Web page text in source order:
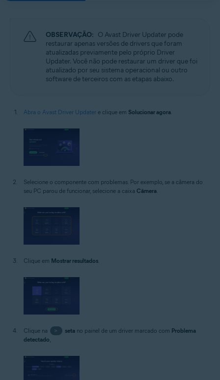
OBSERVAÇÃO: O Avast Driver Updater pode
restaurar apenas versões de drivers que foram
atualizadas previamente pelo próprio Driver
Updater. Você não pode restaurar um driver que foi
atualizado por seu sistema operacional ou outro
software de terceiros com as etapas abaixo.
Abra o Avast Driver Updater e clique em Solucionar agora.
Selecione o componente com problemas. Por exemplo, se a câmera do
seu PC parou de funcionar, selecione a caixa Câmera.
Clique em Mostrar resultados
Clique na > setano painel de um driver marcado com Problema
detectado